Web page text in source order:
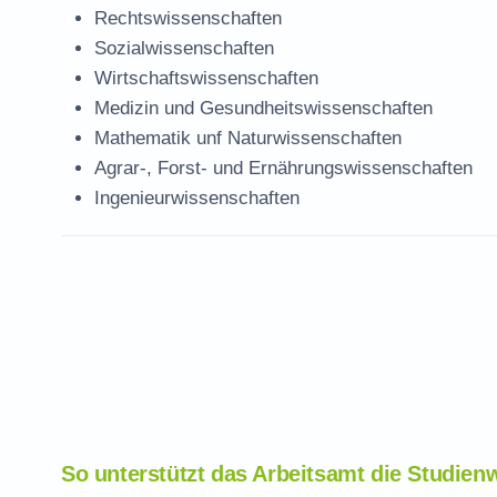
Rechtswissenschaften
Sozialwissenschaften
Wirtschaftswissenschaften
Medizin und Gesundheitswissenschaften
Mathematik unf Naturwissenschaften
Agrar-, Forst- und Ernährungswissenschaften
Ingenieurwissenschaften
So unterstützt das Arbeitsamt die